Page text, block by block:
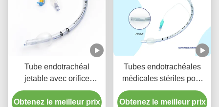
Tube endotrachéal
jetable avec orifice
d'aspiration - PVC
transparent sans DEHP
Obtenez le meilleur prix
Tubes endotrachéales
médicales stériles pour
toutes les tailles avec CE
ISO
Obtenez le meilleur prix